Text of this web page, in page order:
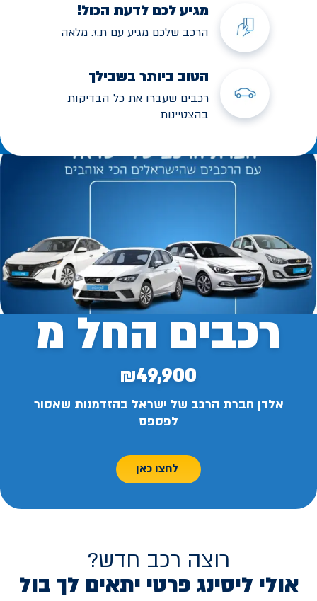
מגיע לכם לדעת הכול!
הרכב שלכם מגיע עם ת.ז. מלאה
הטוב ביותר בשבילך
רכבים שעברו את כל הבדיקות
בהצטיינות
רכבים החל מ
₪49,900
אלדן חברת הרכב של ישראל בהזדמנות שאסור
לפספס
לחצו כאן
רוצה רכב חדש?
אולי ליסינג פרטי יתאים לך בול